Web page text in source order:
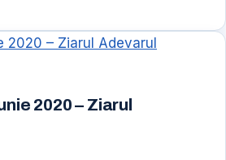
3
Fundatia
2020 – Ziarul